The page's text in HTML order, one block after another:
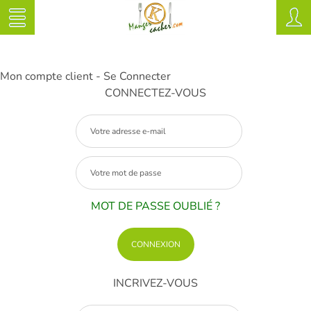
Mon compte client - Se Connecter
CONNECTEZ-VOUS
MOT DE PASSE OUBLIÉ ?
INCRIVEZ-VOUS